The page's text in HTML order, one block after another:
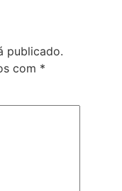
publicado.
com *